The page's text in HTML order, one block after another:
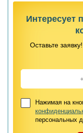
Интересует
Оставьте
Нажимая на
персональных